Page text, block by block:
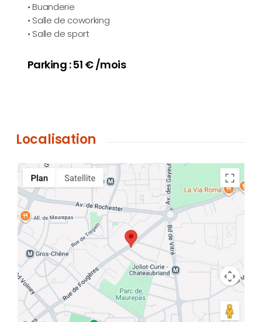
• Buanderie
• Salle de coworking
• Salle de sport
Parking : 51 € /mois
Localisation